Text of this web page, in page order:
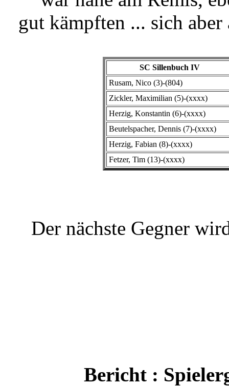
gut kämpften ... sich aber
SC Sillenbuch IV
Rusam, Nico (3)-(804)
Zickler, Maximilian (5)-(xxxx)
Herzig, Konstantin (6)-(xxxx)
Beutelspacher, Dennis (7)-(xxxx)
Herzig, Fabian (8)-(xxxx)
Fetzer, Tim (13)-(xxxx)
Der nächste Gegner
Bericht :